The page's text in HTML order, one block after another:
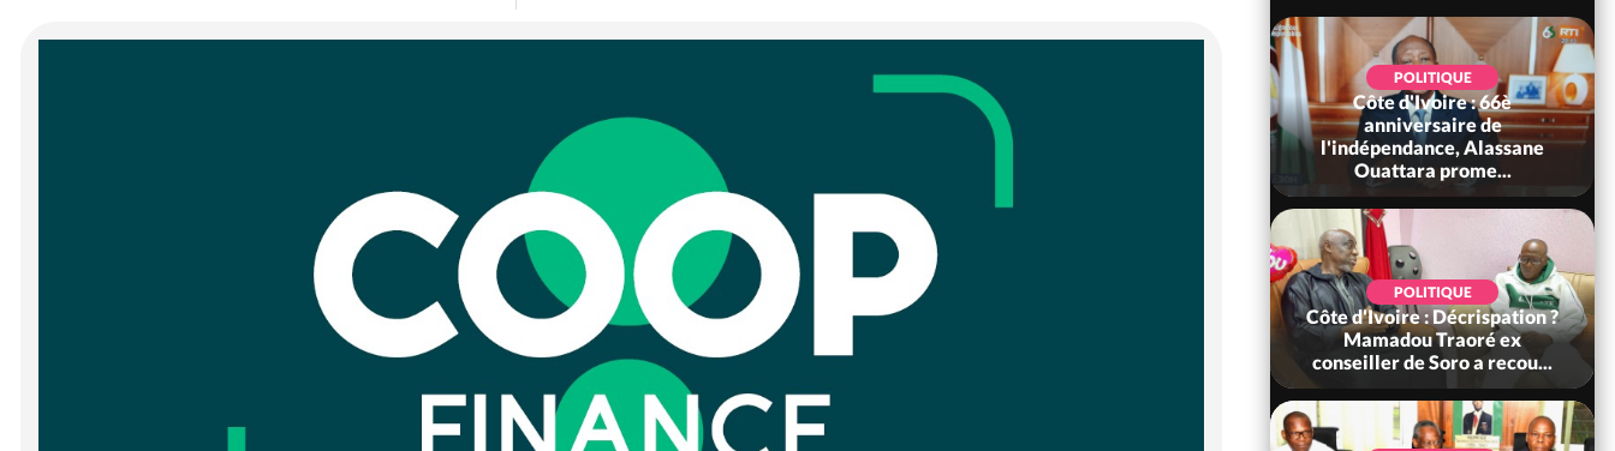
d'absence de Biya, Hiram
Iyodi appelle le conseil
POLITIQUE
Côte d'Ivoire : 66è
anniversaire de
l'indépendance, Alassane
Ouattara prome...
POLITIQUE
Côte d'Ivoire : Décrispation ?
Mamadou Traoré ex
conseiller de Soro a recou...